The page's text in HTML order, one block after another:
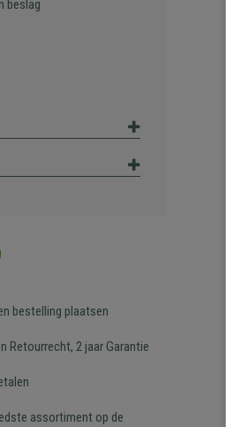
beslag
bestelling plaatsen
Retourrecht, 2 jaar Garantie
assortiment op de